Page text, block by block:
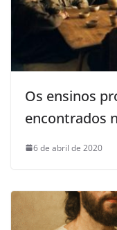
Os ensinos
encontrados
6 de abril de 2020